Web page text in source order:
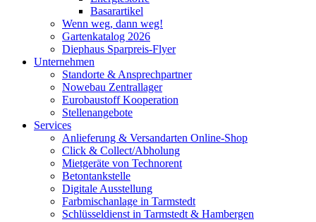
Basarartikel
Wenn weg, dann weg!
Gartenkatalog 2026
Diephaus Sparpreis-Flyer
Unternehmen
Standorte & Ansprechpartner
Nowebau Zentrallager
Eurobaustoff Kooperation
Stellenangebote
Services
Anlieferung & Versandarten Online-Shop
Click & Collect/Abholung
Mietgeräte von Technorent
Betontankstelle
Digitale Ausstellung
Farbmischanlage in Tarmstedt
Schlüsseldienst in Tarmstedt & Hambergen